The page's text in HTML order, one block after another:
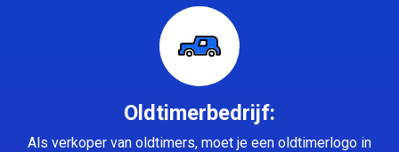
Oldtimerbedrijf:
Als verkoper van oldtimers, moet je een oldtimerlogo in